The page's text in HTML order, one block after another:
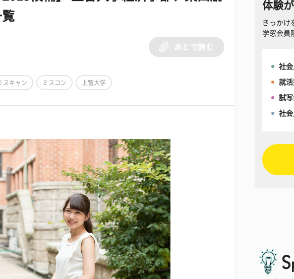
あとで読む
スキャン ミスコン 上智大学
体験
きっかけ
学窓会員
社
就
試
社